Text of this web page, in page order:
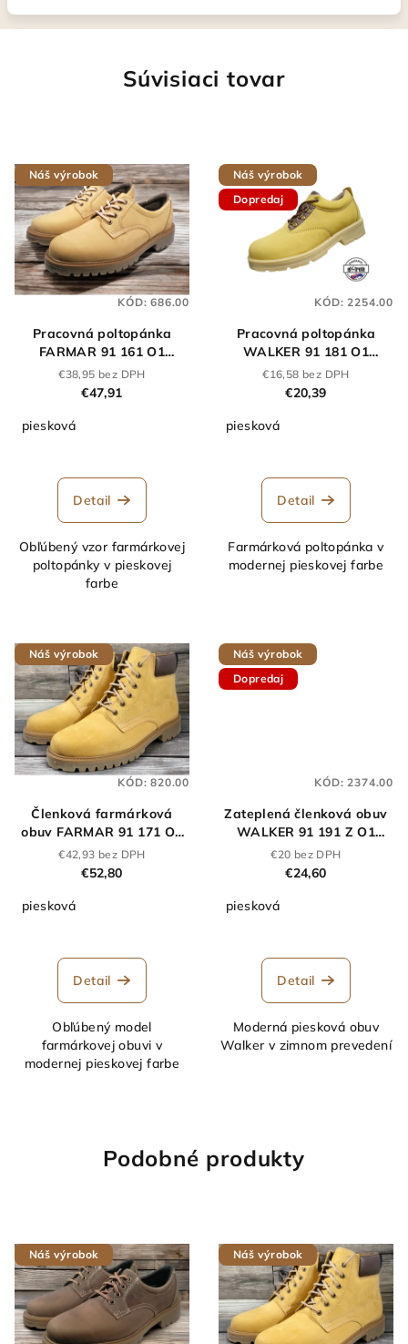
Súvisiaci tovar
Náš výrobok
Pracovná poltopánka
FARMAR 91 161 O1
piesková
€38,95 bez DPH
€47,91
piesková
Detail
Obľúbený vzor farmárkovej
poltopánky v pieskovej
farbe
KÓD:686.00
Náš výrobok
Dopredaj
Pracovná poltopánka
WALKER 91 181 O1
piesková
€16,58 bez DPH
€20,39
piesková
Detail
Farmárková poltopánka v
modernej pieskovej farbe
KÓD:2254.00
Náš výrobok
Členková farmárková
obuv FARMAR 91 171 O1
piesková
€42,93 bez DPH
€52,80
piesková
Detail
Obľúbený model
farmárkovej obuvi v
modernej pieskovej farbe
KÓD:820.00
Náš výrobok
Dopredaj
Zateplená členková obuv
WALKER 91 191 Z O1
piesková
€20 bez DPH
€24,60
piesková
Detail
Moderná piesková obuv
Walker v zimnom prevedení
KÓD:2374.00
Podobné produkty
Náš výrobok Náš výrobok